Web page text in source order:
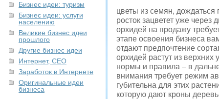
Бизнес идеи: туризм
Бизнес идеи: услуги
населению
Великие бизнес идеи
прошлого
Другие бизнес идеи
Интернет, СЕО
Заработок в Интернете
Оригинальные идеи
бизнеса
цветы из семян,
росток зацветет уже
орхидей на продажу
этапе освоения бизнеса
отдают предпочтение
орхидей растут из верхних
нормы и правила – в
внимания требует режим
губительна для этих
которую дают кроны